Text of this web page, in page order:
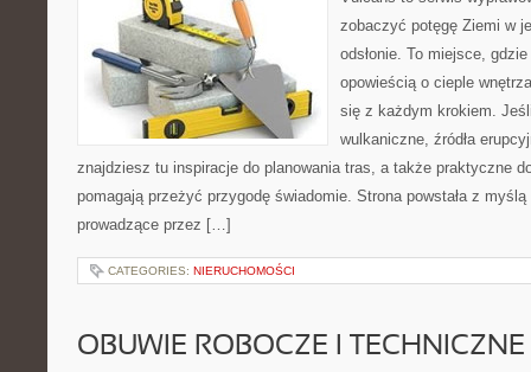
zobaczyć potęgę Ziemi w
odsłonie. To miejsce,
opowieścią o cieple
się z każdym krokiem.
wulkaniczne, źródła
znajdziesz tu inspiracje do planowania tras, a także praktyczne
pomagają przeżyć przygodę świadomie. Strona powstała z
prowadzące przez […]
CATEGORIES: NIERUCHOMOŚCI
OBUWIE ROBOCZE I TECHNICZNE